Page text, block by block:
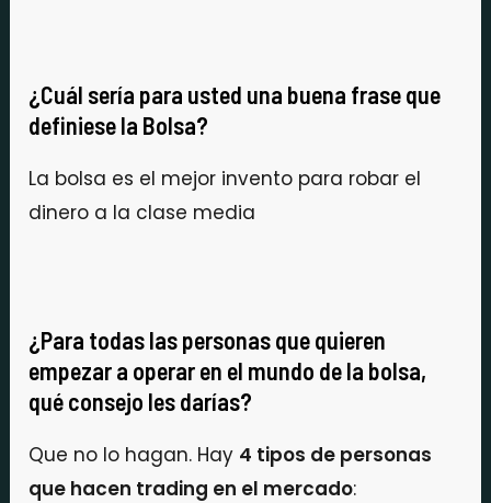
¿Cuál sería para usted una buena frase que
definiese la Bolsa?
La bolsa es el mejor invento para robar el
dinero a la clase media
¿Para todas las personas que quieren
empezar a operar en el mundo de la bolsa,
qué consejo les darías?
Que no lo hagan. Hay 4 tipos de personas
que hacen trading en el mercado: